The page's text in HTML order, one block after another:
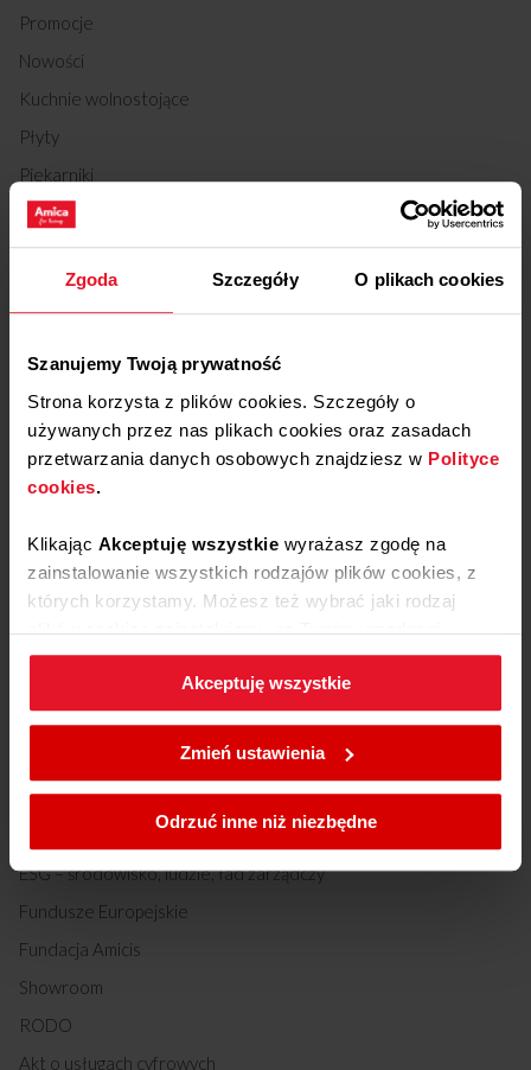
Zgoda Szczegóły O plikach cookies
Szanujemy Twoją prywatność
Strona korzysta z plików cookies. Szczegóły o
używanych przez nas plikach cookies oraz zasadach
przetwarzania danych osobowych znajdziesz w Polityce
cookies.
Klikając Akceptuję wszystkie wyrażasz zgodę na
zainstalowanie wszystkich rodzajów plików cookies, z
których korzystamy. Możesz też wybrać jaki rodzaj
plików cookies zainstalujemy na Twoim urządzeniu,
klikającZmień ustawienia.
W każdej chwili możesz zmienić wybrane przez Ciebie
ustawienia plików cookies wchodząc w zakładkę
Akceptuję wszystkie
Zmień ustawienia
Odrzuć inne niż niezbędne
Promocje
Nowości
Kuchnie wolnostojące
Płyty
Piekarniki
Okapy
Lodówki
Chłodziarki do wina
Pralki
Suszarki
Kuchenki mikrofalowe
Małe AGD kuchenne
O nas
Amica Group
Kariera
Relacje inwestorskie
ESG – środowisko, ludzie, ład zarządczy
Fundusze Europejskie
Fundacja Amicis
Showroom
RODO
Akt o usługach cyfrowych